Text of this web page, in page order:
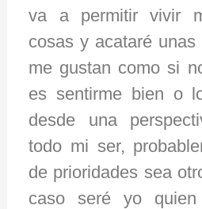
va a permitir vivir
cosas y acataré unas
me gustan como si
es sentirme bien o
desde una
todo mi ser,
de prioridades sea
caso seré yo quien